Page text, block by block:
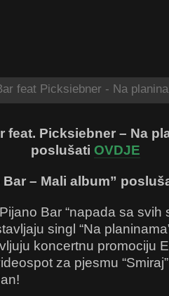
feat Picksiebner - Na
feat. Picksiebner – Na
poslušati OVDJE
Bar – Mali album”
Bar “napada sa svih
singl “Na
koncertnu promociju
za pjesmu